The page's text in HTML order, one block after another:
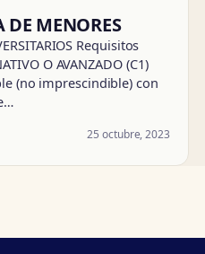
MENORES
Requisitos
O AVANZADO (C1)
(no imprescindible) con
25 octubre, 2023